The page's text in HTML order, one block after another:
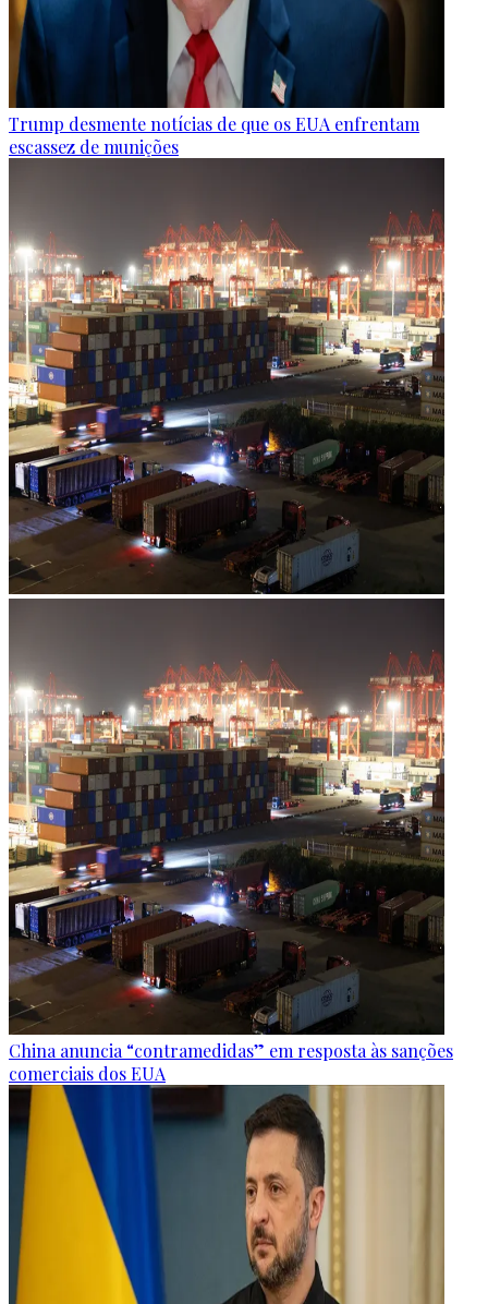
Trump desmente notícias de que os EUA enfrentam
escassez de munições
China anuncia “contramedidas” em resposta às sanções
comerciais dos EUA